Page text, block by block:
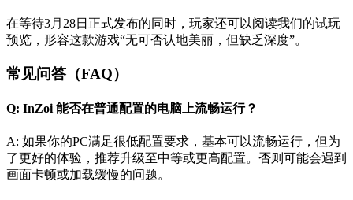
在等待3月28日正式发布的同时，玩家还可以阅读我们的试玩
预览，形容这款游戏“无可否认地美丽，但缺乏深度”。
常见问答（FAQ）
Q: InZoi 能否在普通配置的电脑上流畅运行？
A: 如果你的PC满足很低配置要求，基本可以流畅运行，但为
了更好的体验，推荐升级至中等或更高配置。否则可能会遇到
画面卡顿或加载缓慢的问题。